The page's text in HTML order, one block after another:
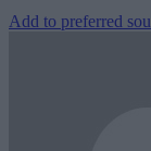
Add to preferred